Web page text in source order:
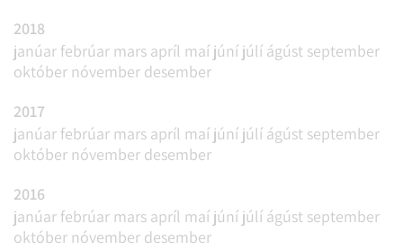
2018
janúar febrúar mars apríl maí júní júlí ágúst september
október nóvember desember
2017
janúar febrúar mars apríl maí júní júlí ágúst september
október nóvember desember
2016
janúar febrúar mars apríl maí júní júlí ágúst september
október nóvember desember